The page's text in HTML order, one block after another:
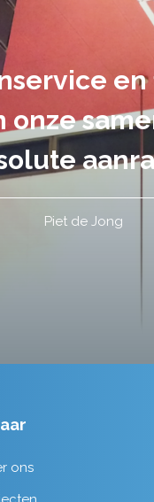
van
en
puntjes
Tim de Lange
ons